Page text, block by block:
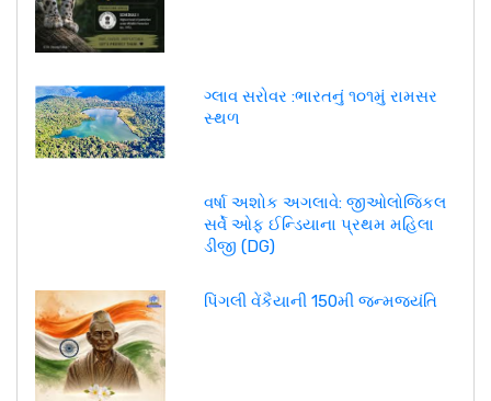
ગ્લાવ સરોવર :ભારતનું ૧૦૧મું રામસર
સ્થળ
વર્ષા અશોક અગલાવે: જીઓલોજિકલ
સર્વે ઓફ ઈન્ડિયાના પ્રથમ મહિલા
ડીજી (DG)
પિંગલી વેંકૈયાની 150મી જન્મજયંતિ